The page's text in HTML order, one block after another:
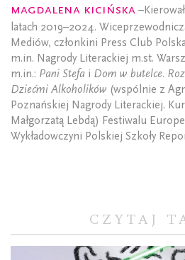
Magdalena Kicińska
latach 2019–2024.
Mediów, członkini Press Club
m.in. Nagrody Literackiej m.st.
m.in.: Pani Stefa i Dom w butelce.
Dziećmi Alkoholików (wspólnie z
Poznańskiej Nagrody Literackiej.
Małgorzatą Lebdą) Festiwalu
Wykładowczyni Polskiej Szkoły
CZYTAJ